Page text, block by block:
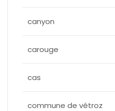
canyon
carouge
cas
commune de vétroz